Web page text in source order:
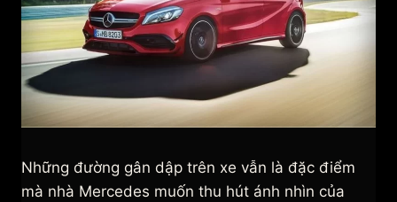
Những đường gân dập trên xe vẫn là đặc điểm
mà nhà Mercedes muốn thu hút ánh nhìn của